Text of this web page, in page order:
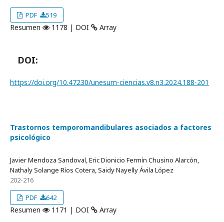
PDF
519
Resumen 1178 | DOI Array
DOI:
https://doi.org/10.47230/unesum-ciencias.v8.n3.2024.188-201
Trastornos temporomandibulares asociados a factores
psicológico
Javier Mendoza Sandoval, Eric Dionicio Fermín Chusino Alarcón,
Nathaly Solange Ríos Cotera, Saidy Nayelly Ávila López
202-216
PDF
642
Resumen 1171 | DOI Array